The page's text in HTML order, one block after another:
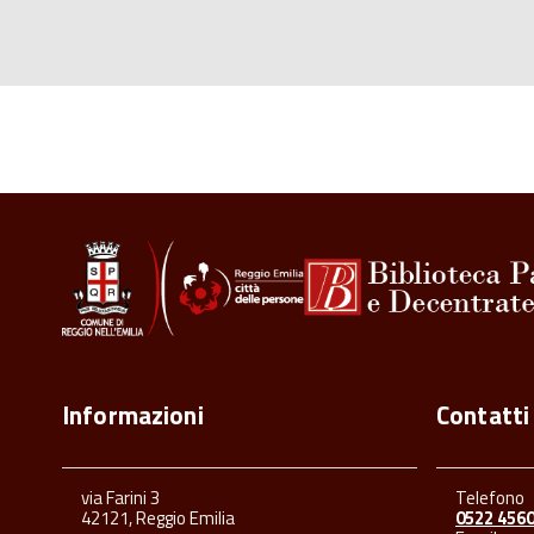
Informazioni
via Farini 3
42121, Reggio Emilia
Contatti
Telefono
0522